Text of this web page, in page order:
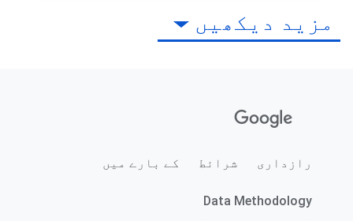
مزید دیکھیں
رازداری شرائط کے بارے میں
Data Methodology